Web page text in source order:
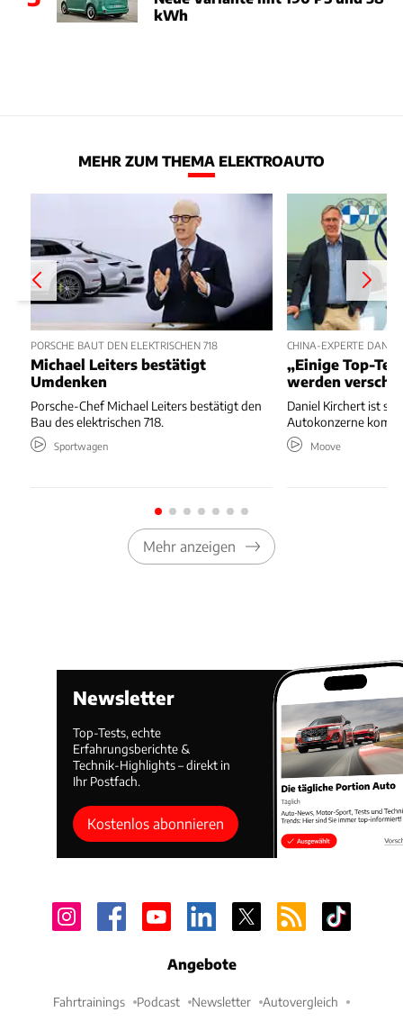
kWh
MEHR ZUM THEMA ELEKTROAUTO
PORSCHE BAUT DEN ELEKTRISCHEN 718
Michael Leiters bestätigt
Umdenken
Porsche-Chef Michael Leiters bestätigt den
Bau des elektrischen 718.
Sportwagen
CHINA-EXPERTE
„Einige Top-
werden
Daniel Kirchert ist
Autokonzerne
Moove
Mehr anzeigen
Newsletter
Top-Tests, echte
Erfahrungsberichte &
Technik-Highlights – direkt in
Ihr Postfach.
Kostenlos abonnieren
Angebote
Fahrtrainings Podcast Newsletter Autovergleich